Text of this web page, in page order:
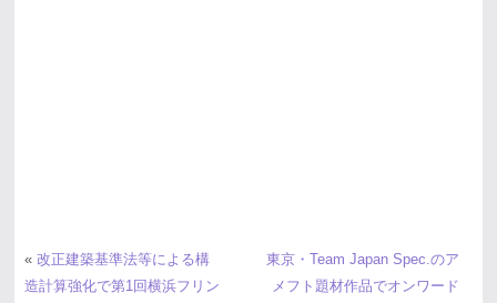
« 改正建築基準法等による構
造計算強化で第1回横浜フリン
東京・Team Japan Spec.のア
メフト題材作品でオンワード